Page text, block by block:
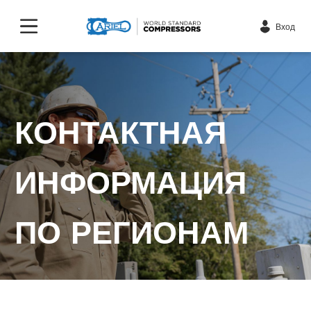
Вход
КОНТАКТНАЯ
ИНФОРМАЦИЯ
ПО РЕГИОНАМ